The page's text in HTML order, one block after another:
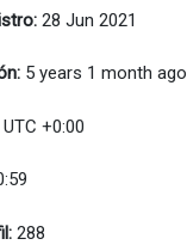
28 Jun 2021
5 years 1 month ago
UTC +0:00
288